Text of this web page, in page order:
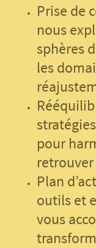
Prise de
nous
sphères
les
pour
Plan
outils et
vous